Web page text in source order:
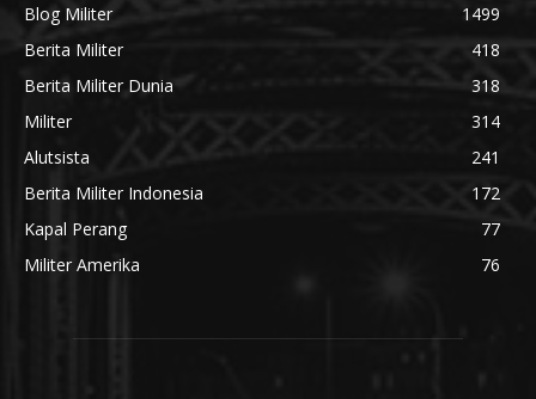
Blog Militer
1499
Berita Militer
418
Berita Militer Dunia
318
Militer
314
Alutsista
241
Berita Militer Indonesia
172
Kapal Perang
77
Militer Amerika
76